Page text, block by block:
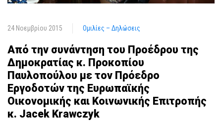
24 Νοεμβρίου 2015 Ομιλίες – Δηλώσεις
Από την συνάντηση του Προέδρου της
Δημοκρατίας κ. Προκοπίου
Παυλοπούλου με τον Πρόεδρο
Εργοδοτών της Ευρωπαϊκής
Οικονομικής και Κοινωνικής Επιτροπής
κ. Jacek Krawczyk